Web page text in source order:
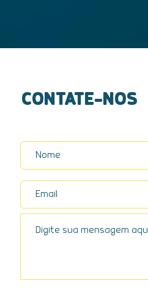
CONTATE-NOS